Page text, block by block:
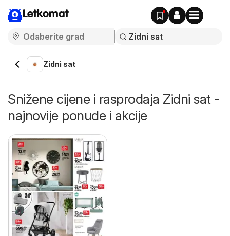
Letkomat
Zidni sat
Snižene cijene i rasprodaja Zidni sat -
najnovije ponude i akcije